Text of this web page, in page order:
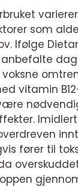
som
Ifølge
anbefalte
voksne
vitamin
fører til